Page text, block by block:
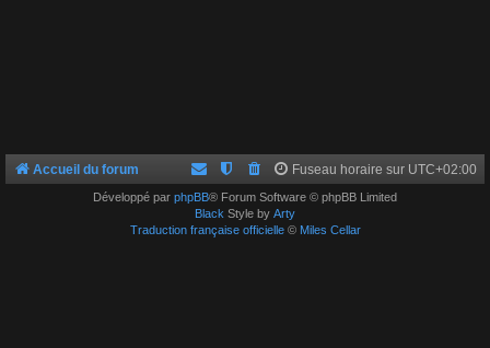
Accueil du forum Fuseau horaire sur UTC+02:00
Développé par phpBB® Forum Software © phpBB Limited
Black Style by Arty
Traduction française officielle© Miles Cellar